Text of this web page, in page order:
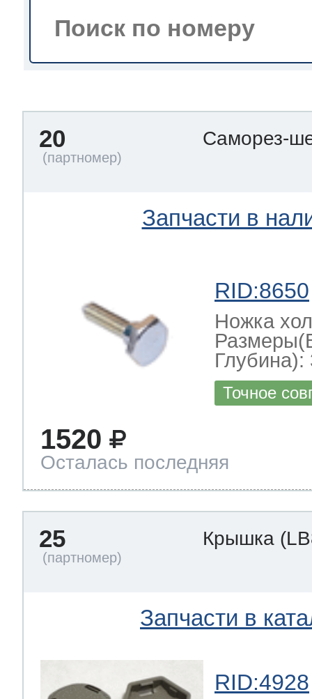
по уходу
20 Саморез-
Запчасти в
RID:8650
Ножка
Глубина):
Точное
1520
Осталась последняя
25 Крышка
Запчасти в
RID:4928